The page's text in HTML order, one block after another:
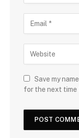
Save my
for the next time